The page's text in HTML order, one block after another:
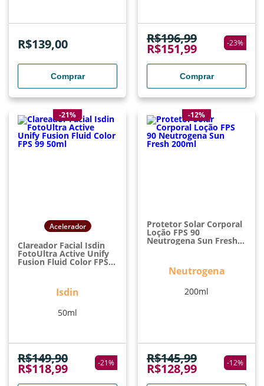
R$139,00
Comprar
R$196,99
R$151,99 -23%
Comprar
-21%
Acelerador
Clareador Facial Isdin
FotoUltra Active Unify
Fusion Fluid Color FPS
Isdin
50ml
R$149,90
R$118,99 -21%
-12%
Protetor Solar Corporal
Loção FPS 90
Neutrogena Sun Fresh
Neutrogena
200ml
R$145,99
R$128,99 -12%